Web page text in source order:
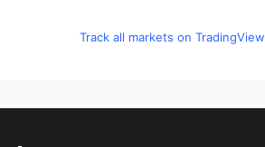
Track all markets on TradingView